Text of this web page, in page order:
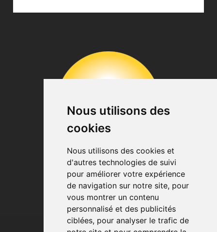
Nous utilisons des
cookies
Nous utilisons des cookies et
d'autres technologies de suivi
pour améliorer votre expérience
de navigation sur notre site, pour
vous montrer un contenu
personnalisé et des publicités
ciblées, pour analyser le trafic de